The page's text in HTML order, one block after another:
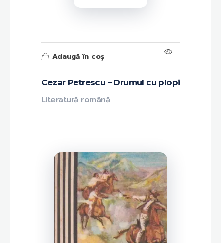
Cezar Petrescu – Drumul cu plopi
Literatură română
Adaugă în coș